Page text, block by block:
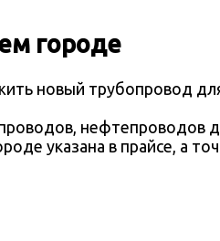
городе
новый трубопровод
нефтепроводов
указана в прайсе, а